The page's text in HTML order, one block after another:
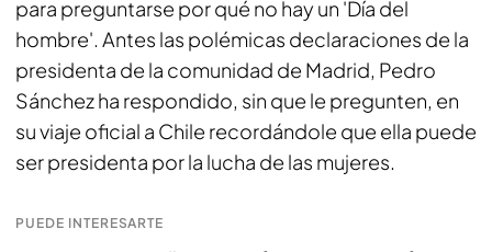
para preguntarse por qué no hay un 'Día del
hombre'. Antes las polémicas declaraciones de la
presidenta de la comunidad de Madrid, Pedro
Sánchez ha respondido, sin que le pregunten, en
su viaje oficial a Chile recordándole que ella puede
ser presidenta por la lucha de las mujeres.
PUEDE INTERESARTE